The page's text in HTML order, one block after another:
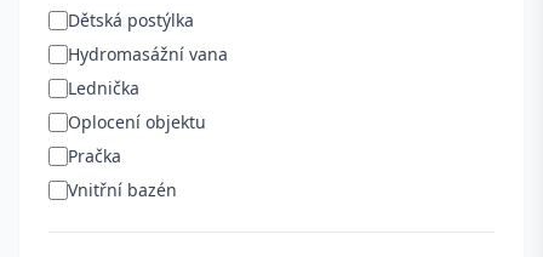
Dětská postýlka
Hydromasážní vana
Lednička
Oplocení objektu
Pračka
Vnitřní bazén